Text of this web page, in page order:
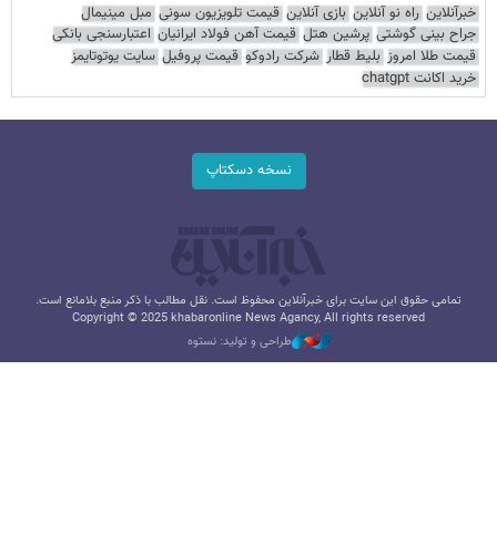
خبرآنلاین راه نو آنلاین بازی آنلاین قیمت تلویزیون سونی مبل مینیمال
جراح بینی گوشتی پرشین هتل قیمت آهن فولاد ایرانیان اعتبارسنجی بانکی
قیمت طلا امروز بلیط قطار شرکت رادوکو قیمت پروفیل سایت یوتوتایمز
خرید اکانت chatgpt
نسخه دسکتاپ
تمامی حقوق این سایت برای خبرآنلاین محفوظ است. نقل مطالب با ذکر منبع بلامانع است.
Copyright © 2025 khabaronline News Agancy, All rights reserved
طراحی و تولید: نستوه